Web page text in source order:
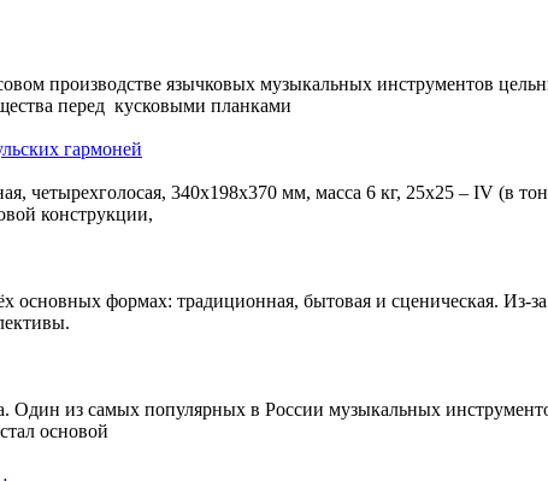
производстве язычковых музыкальных инструментов
перед кусковыми планками
гармоней
четырехголосая, 340х198х370 мм, масса 6 кг, 25х25 – IV (в
конструкции,
основных формах: традиционная, бытовая и сценическая.
из самых популярных в России музыкальных
основой